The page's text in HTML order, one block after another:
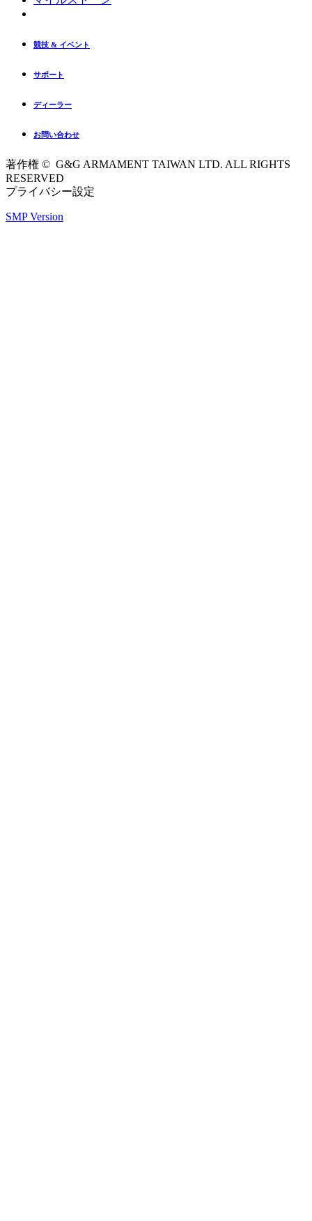
競技 & イベント
サポート
ディーラー
お問い合わせ
著作権 © G&G ARMAMENT TAIWAN LTD. ALL RIGHTS
RESERVED
プライバシー設定
SMP Version